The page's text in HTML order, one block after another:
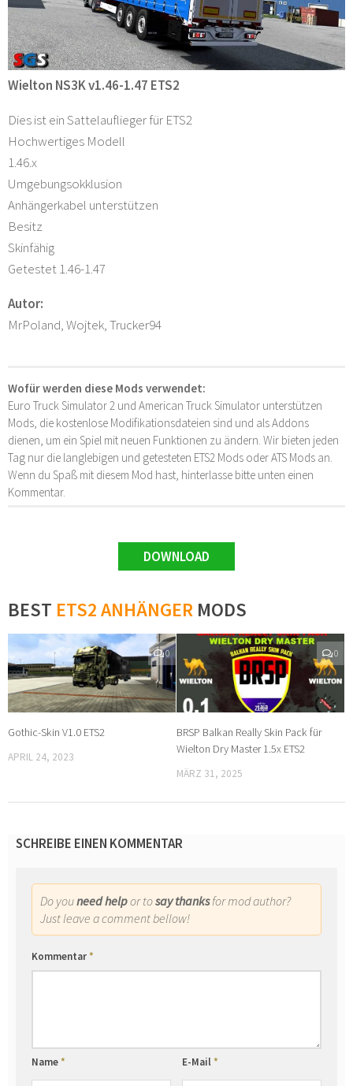
Wielton NS3K v1.46-1.47 ETS2
Dies ist ein Sattelauflieger für ETS2
Hochwertiges Modell
1.46.x
Umgebungsokklusion
Anhängerkabel unterstützen
Besitz
Skinfähig
Getestet 1.46-1.47
Autor:
MrPoland, Wojtek, Trucker94
Wofür werden diese Mods verwendet:
Euro Truck Simulator 2 und American Truck Simulator unterstützen
Mods, die kostenlose Modifikationsdateien sind und als Addons
dienen, um ein Spiel mit neuen Funktionen zu ändern. Wir bieten jeden
Tag nur die langlebigen und getesteten ETS2 Mods oder ATS Mods an.
Wenn du Spaß mit diesem Mod hast, hinterlasse bitte unten einen
Kommentar.
DOWNLOAD
BEST ETS2 ANHÄNGER MODS
0
Gothic-Skin V1.0 ETS2
APRIL 24, 2023
0
BRSP Balkan Really Skin Pack für
Wielton Dry Master 1.5x ETS2
MÄRZ 31, 2025
SCHREIBE EINEN KOMMENTAR
Do youneed helpor tosay thanksfor mod author?
Just leave a comment bellow!
Kommentar*
Name* E-Mail*